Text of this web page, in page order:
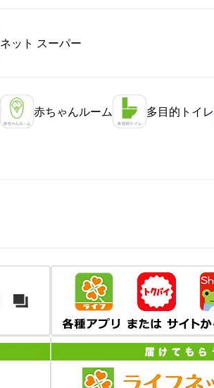
ネット スーパー
赤ちゃんルーム 多目的トイレ